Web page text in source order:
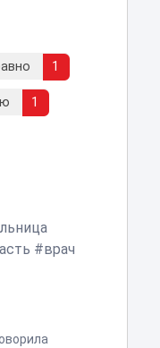
1
1
врач